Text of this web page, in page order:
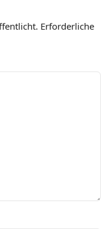
Erforderliche